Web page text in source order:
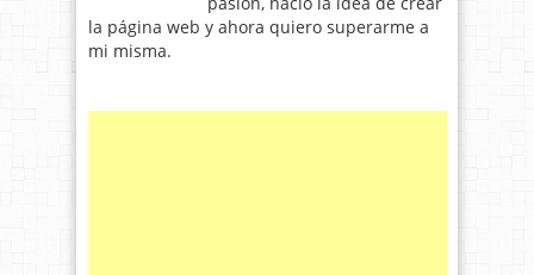
la página web y ahora quiero superarme a
mi misma.